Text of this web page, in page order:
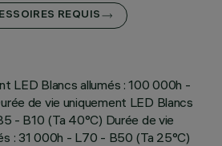
REQUIS
LED Blancs allumés : 100 000h -
de vie uniquement LED Blancs
- B10 (Ta 40°C) Durée de vie
: 31 000h - L70 - B50 (Ta 25°C)